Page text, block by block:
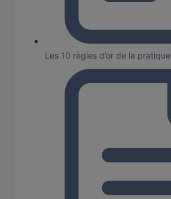
Les 10 règles d’or de la pratique